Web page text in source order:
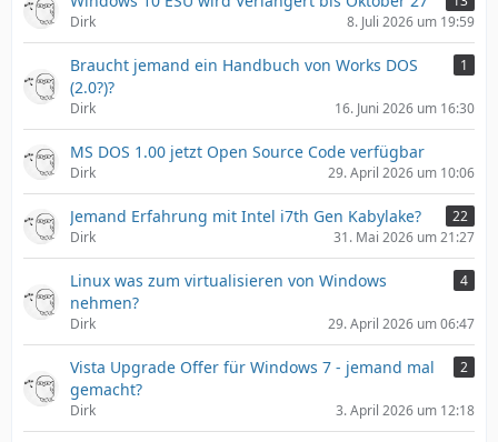
Dirk
8. Juli 2026 um 19:59
Braucht jemand ein Handbuch von Works DOS
(2.0?)?
1
Dirk 16. Juni 2026 um 16:30
MS DOS 1.00 jetzt Open Source Code verfügbar
Dirk 29. April 2026 um 10:06
Jemand Erfahrung mit Intel i7th Gen Kabylake?
22
Dirk
31. Mai 2026 um 21:27
Linux was zum virtualisieren von Windows
nehmen?
4
Dirk 29. April 2026 um 06:47
Vista Upgrade Offer für Windows 7 - jemand mal
gemacht?
2
Dirk 3. April 2026 um 12:18